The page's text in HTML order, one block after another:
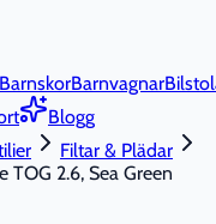
BarnskorBarnvagnar
Blogg
Filtar & Plädar
TOG 2.6, Sea Green